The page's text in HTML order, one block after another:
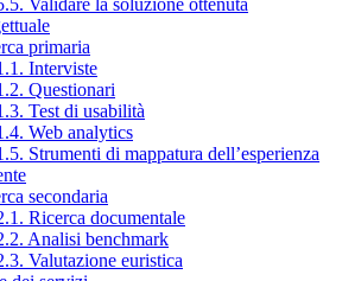
Validare la soluzione ottenuta
primaria
Interviste
Questionari
Test di usabilità
Web analytics
Strumenti di mappatura dell’esperienza
secondaria
Ricerca documentale
Analisi benchmark
Valutazione euristica